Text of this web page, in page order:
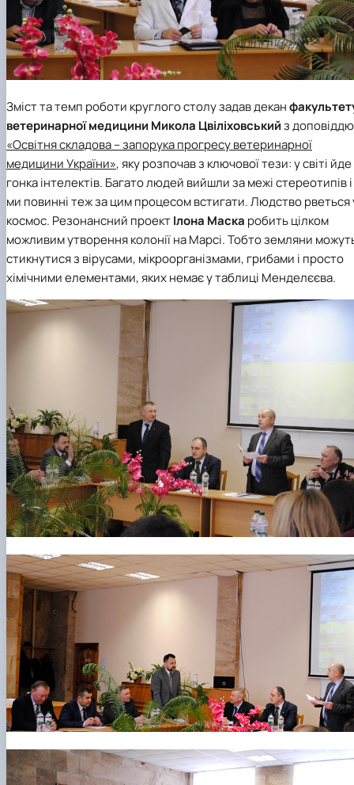
Зміст та темп роботи круглого столу задав декан
ветеринарної медицини Микола Цвіліховськийз доповіддю
«Освітня складова – запорука прогресу ветеринарної
медицини України», яку розпочав з ключової тези: у світі йде
гонка інтелектів. Багато людей вийшли за межі стереотипів і
ми повинні теж за цим процесом встигати. Людство рветься
космос. Резонансний проектІлона Маска робить цілком
можливим утворення колонії на Марсі. Тобто земляни
стикнутися з вірусами, мікроорганізмами, грибами і просто
хімічними елементами, яких немає у таблиці Менделєєва.